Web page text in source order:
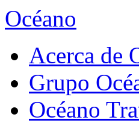
Océano
Acerca de
Grupo
Océano